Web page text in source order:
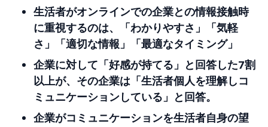
生活者がオンラインでの企業との情報接触時
に重視するのは、「わかりやすさ」「気軽
さ」「適切な情報」「最適なタイミング」
企業に対して「好感が持てる」と回答した７割
以上が、その企業は「生活者個人を理解しコ
ミュニケーションしている」と回答。
企業がコミュニケーションを生活者自身の望